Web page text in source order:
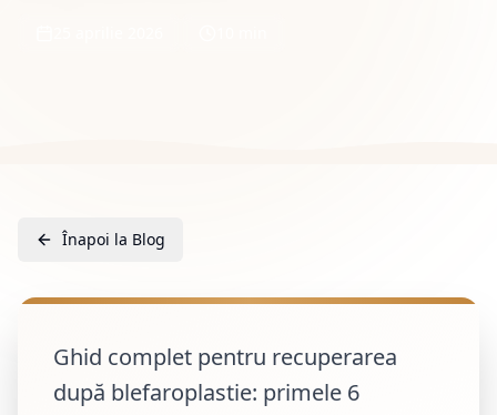
Înapoi la Blog
Ghid complet pentru recuperarea
după blefaroplastie: primele 6